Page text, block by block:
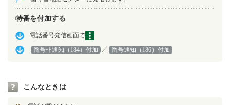
特番を付加する
電話番号発信画面で
番号非通知（184）付加 ／ 番号通知（186）付加
こんなときは